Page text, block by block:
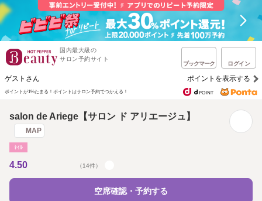
国内最大級の
サロン予約サイト
ブックマーク ログイン
ゲストさん ポイントを表示する
ポイントが1%たまる！ ポイントはサロン予約でつかえる！
salon de Ariege【サロン ド アリエージュ】
MAP
ﾈｲﾙ
4.50 （14件）
空席確認・予約する